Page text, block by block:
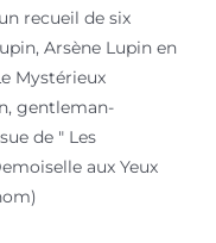
recueil de six
Arsène Lupin en
Mystérieux
gentleman-
de " Les
aux Yeux